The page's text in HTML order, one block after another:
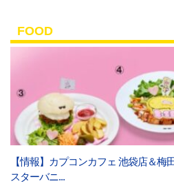
FOOD
【情報】カプコンカフェ 池袋店＆
スターバニ...